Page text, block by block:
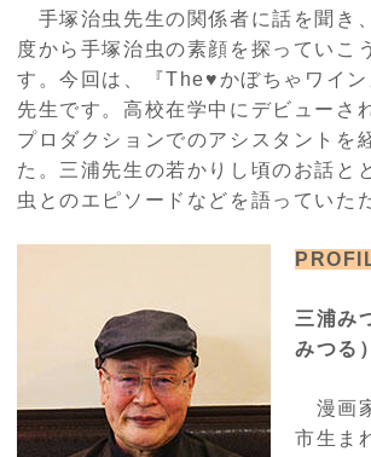
手塚治虫先生の関係者に話を聞き
度から手塚治虫の素顔を探っていこ
す。今回は、『The♥かぼちゃワイン
先生です。高校在学中にデビューさ
プロダクションでのアシスタントを
た。三浦先生の若かりし頃のお話と
虫とのエピソードなどを語っていた
三浦み
みつる）
漫画
市生ま